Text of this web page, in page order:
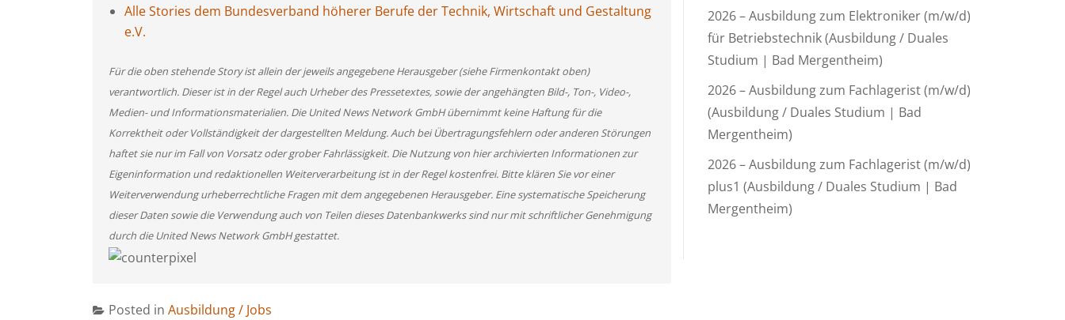
Alle Stories dem Bundesverband höherer Berufe der Technik, Wirtschaft und Gestaltung
e.V.
Für die oben stehende Story ist allein der jeweils angegebene Herausgeber (siehe Firmenkontakt oben)
verantwortlich. Dieser ist in der Regel auch Urheber des Pressetextes, sowie der angehängten Bild-, Ton-, Video-,
Medien- und Informationsmaterialien. Die United News Network GmbH übernimmt keine Haftung für die
Korrektheit oder Vollständigkeit der dargestellten Meldung. Auch bei Übertragungsfehlern oder anderen Störungen
haftet sie nur im Fall von Vorsatz oder grober Fahrlässigkeit. Die Nutzung von hier archivierten Informationen zur
Eigeninformation und redaktionellen Weiterverarbeitung ist in der Regel kostenfrei. Bitte klären Sie vor einer
Weiterverwendung urheberrechtliche Fragen mit dem angegebenen Herausgeber. Eine systematische Speicherung
dieser Daten sowie die Verwendung auch von Teilen dieses Datenbankwerks sind nur mit schriftlicher Genehmigung
durch die United News Network GmbH gestattet.
Posted in Ausbildung / Jobs
2026 – Ausbildung zum Elektroniker (m/w/d)
für Betriebstechnik (Ausbildung / Duales
Studium | Bad Mergentheim)
2026 – Ausbildung zum Fachlagerist (m/w/d)
(Ausbildung / Duales Studium | Bad
Mergentheim)
2026 – Ausbildung zum Fachlagerist (m/w/d)
plus1 (Ausbildung / Duales Studium | Bad
Mergentheim)